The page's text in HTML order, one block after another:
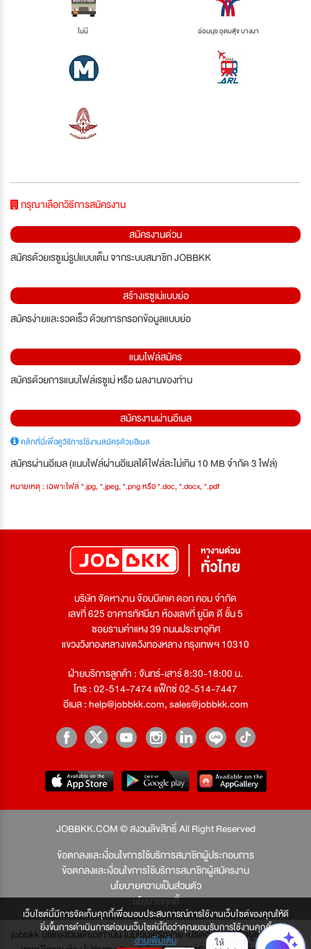
เว็บไซต์นี้มีการจัดเก็บคุกกี้เพื่อมอบประสบการณ์การใช้งานเว็บไซต์ของคุณให้ดี
ยิ่งขึ้นการดำเนินการต่อบนเว็บไซต์นี้ถือว่าคุณยอมรับการใช้งานคุกกี้
อ่านเพิ่มเติม
ไม่มี อ่อนนุช อุดมสุข บางนา
กรุณาเลือกวิธีการสมัครงาน
สมัครงานด่วน
สมัครด้วยเรซูเม่รูปแบบเต็ม จากระบบสมาชิก JOBBKK
สร้างเรซูเม่แบบย่อ
สมัครง่ายและรวดเร็ว ด้วยการกรอกข้อมูลแบบย่อ
แนบไฟล์สมัคร
สมัครด้วยการแนบไฟล์เรซูเม่ หรือ ผลงานของท่าน
สมัครงานผ่านอีเมล
คลิกที่นี่เพื่อดูวิธีการใช้งานสมัครด้วยอีเมล
สมัครผ่านอีเมล (แนบไฟล์ผ่านอีเมลได้ไฟล์ละไม่เกิน 10 MB จำกัด 3 ไฟล์)
หมายเหตุ : เฉพาะไฟล์ *.jpg, *.jpeg, *.png หรือ *.doc, *.docx, *.pdf
บริษัท จัดหางาน จ๊อบบีเคเค ดอท คอม จำกัด
เลขที่ 625 อาคารทัศนียา ห้องเลขที่ ยูนิต ดี ชั้น 5
ซอยรามคำแหง 39 ถนนประชาอุทิศ
แขวงวังทองหลางเขตวังทองหลาง กรุงเทพฯ 10310
ฝ่ายบริการลูกค้า : จันทร์-เสาร์ 8:30-18:00 น.
โทร : 02-514-7474 แฟ็กซ์ 02-514-7447
อีเมล :help@jobbkk.com,sales@jobbkk.com
JOBBKK.COM © สงวนลิขสิทธิ์ All Right Reserved
ข้อตกลงและเงื่อนไขการใช้บริการสมาชิกผู้ประกอบการ
ข้อตกลงและเงื่อนไขการใช้บริการสมาชิกผู้สมัครงาน
นโยบายความเป็นส่วนตัว
นโยบายคุกกี้
jobbkk มีเพียงเว็บเดียวเท่านั้น ไม่มีเว็บเครือข่าย โปรดอย่าหลงเชื่อผู้แอบอ้าง และ